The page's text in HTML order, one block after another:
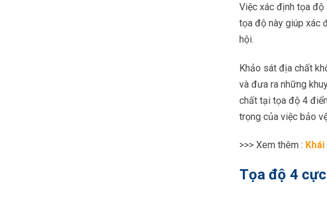
Việc xác định tọa
tọa độ này giúp xác
hội.
Khảo sát địa chất
và đưa ra những
chất tại tọa độ 4
trọng của việc bảo
>>> Xem thêm :
Tọa độ 4